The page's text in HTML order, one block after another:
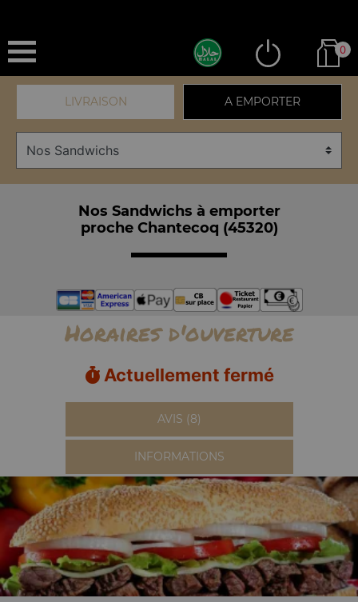
0
LIVRAISON A EMPORTER
Nos Sandwichs à emporter
proche Chantecoq (45320)
Horaires d'ouverture
Actuellement fermé
AVIS (8)
INFORMATIONS